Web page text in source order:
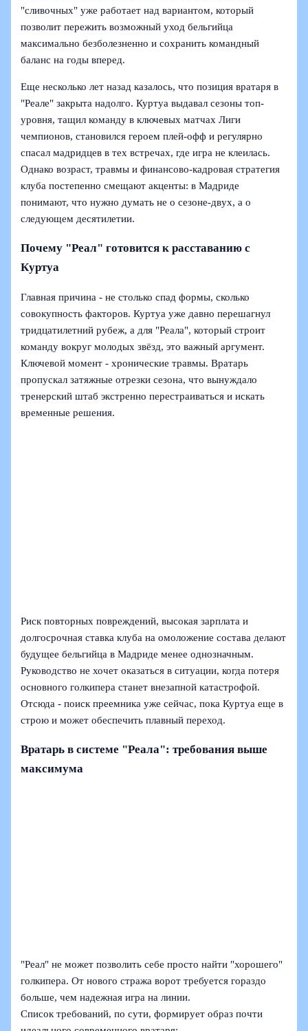
"сливочных" уже работает над вариантом, который
позволит пережить возможный уход бельгийца
максимально безболезненно и сохранить командный
баланс на годы вперед.
Еще несколько лет назад казалось, что позиция вратаря в
"Реале" закрыта надолго. Куртуа выдавал сезоны топ-
уровня, тащил команду в ключевых матчах Лиги
чемпионов, становился героем плей-офф и регулярно
спасал мадридцев в тех встречах, где игра не клеилась.
Однако возраст, травмы и финансово-кадровая стратегия
клуба постепенно смещают акценты: в Мадриде
понимают, что нужно думать не о сезоне-двух, а о
следующем десятилетии.
Почему "Реал" готовится к расставанию с
Куртуа
Главная причина - не столько спад формы, сколько
совокупность факторов. Куртуа уже давно перешагнул
тридцатилетний рубеж, а для "Реала", который строит
команду вокруг молодых звёзд, это важный аргумент.
Ключевой момент - хронические травмы. Вратарь
пропускал затяжные отрезки сезона, что вынуждало
тренерский штаб экстренно перестраиваться и искать
временные решения.
Риск повторных повреждений, высокая зарплата и
долгосрочная ставка клуба на омоложение состава делают
будущее бельгийца в Мадриде менее однозначным.
Руководство не хочет оказаться в ситуации, когда потеря
основного голкипера станет внезапной катастрофой.
Отсюда - поиск преемника уже сейчас, пока Куртуа еще в
строю и может обеспечить плавный переход.
Вратарь в системе "Реала": требования выше
максимума
"Реал" не может позволить себе просто найти "хорошего"
голкипера. От нового стража ворот требуется гораздо
больше, чем надежная игра на линии.
Список требований, по сути, формирует образ почти